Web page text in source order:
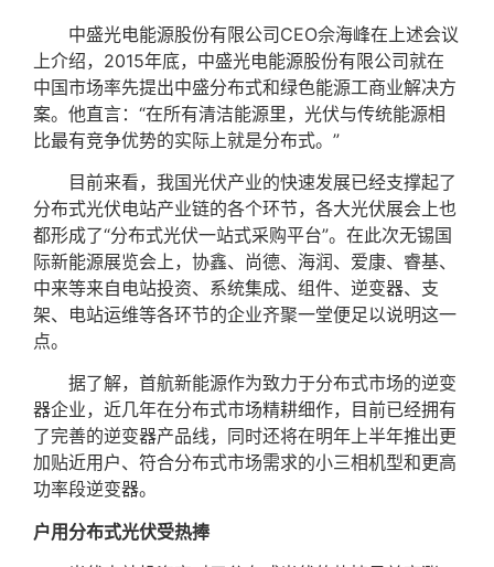
中盛光电能源股份有限公司CEO佘海峰在上述会议
上介绍，2015年底，中盛光电能源股份有限公司就在
中国市场率先提出中盛分布式和绿色能源工商业解决方
案。他直言：“在所有清洁能源里，光伏与传统能源相
比最有竞争优势的实际上就是分布式。”
目前来看，我国光伏产业的快速发展已经支撑起了
分布式光伏电站产业链的各个环节，各大光伏展会上也
都形成了“分布式光伏一站式采购平台”。在此次无锡国
际新能源展览会上，协鑫、尚德、海润、爱康、睿基、
中来等来自电站投资、系统集成、组件、逆变器、支
架、电站运维等各环节的企业齐聚一堂便足以说明这一
点。
据了解，首航新能源作为致力于分布式市场的逆变
器企业，近几年在分布式市场精耕细作，目前已经拥有
了完善的逆变器产品线，同时还将在明年上半年推出更
加贴近用户、符合分布式市场需求的小三相机型和更高
功率段逆变器。
户用分布式光伏受热捧